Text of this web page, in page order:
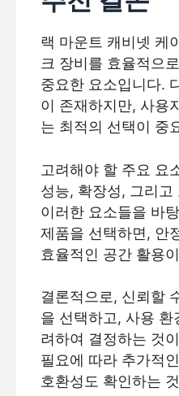
랙 마운트 캐비넷 케
크 장비를 효율적으
중요한 요소입니다.
이 존재하지만, 사용
는 최적의 선택이 중
고려해야 할 주요 요
성능, 확장성, 그리
이러한 요소들을 바
제품을 선택하면, 안
효율적인 공간 활용
결론적으로, 신뢰할
을 선택하고, 사용 환
려하여 결정하는 것
필요에 따라 추가적
호환성도 확인하는